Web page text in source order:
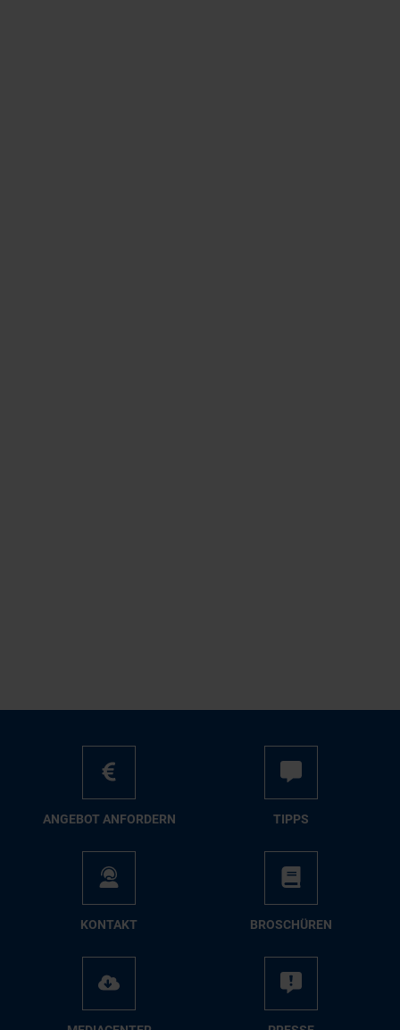
AN­GE­BOT AN­FOR­DERN TIPPS
KON­TAKT BRO­SCHÜ­REN